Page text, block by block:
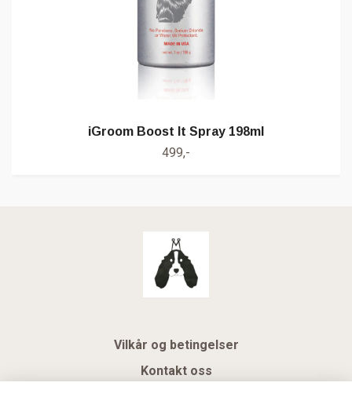
iGroom Boost It Spray 198ml
499,-
Vilkår og betingelser
Kontakt oss